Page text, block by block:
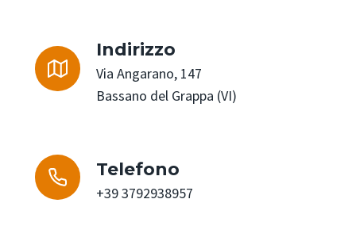
Indirizzo
Via Angarano, 147
Bassano del Grappa (VI)
Telefono
+39 3792938957